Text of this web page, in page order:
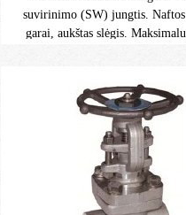
suvirinimo (SW) jungtis. Naftos
garai, aukštas slėgis.
grupė 2 kategorija G/2D 1 zona
2 ir 22 zona.